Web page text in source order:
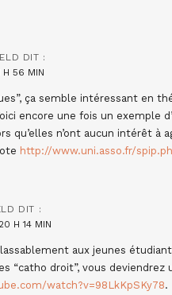
DIT :
H 56 MIN
ça semble intéressant en
encore une fois un exemple
qu’elles n’ont aucun intérêt à
http://www.uni.asso.fr/
DIT :
H 14 MIN
aux jeunes
“catho droit”, vous
watch?v=98LkKpSKy78.